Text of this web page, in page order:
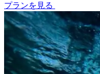
プランを見る